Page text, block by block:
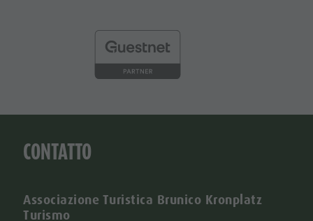
CONTATTO
Associazione Turistica Brunico Kronplatz
Turismo